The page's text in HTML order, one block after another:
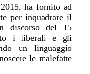
ha fornito ad
per inquadrare il
discorso del 15
i liberali e gli
un linguaggio
le malefatte